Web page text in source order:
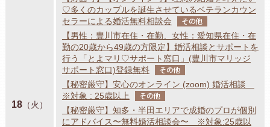
18（火）
♡多くのカップルを誕生させているベテランカウン
セラーによる婚活無料相談会
その他
【男性：豊川市在住・在勤、女性：愛知県在住・在
勤の20歳から49歳の方限定】婚活相談とサポートを
行う「とよマリ♡サポート窓口」(豊川市マリッジ
サポート窓口)登録無料
その他
【秘密厳守】安心のオンライン (zoom) 婚活相談
※対象 : 25歳以上
その他
【秘密厳守】知多・半田エリアで成婚のプロが個別
にアドバイス〜無料婚活相談会〜 ※対象:25歳以